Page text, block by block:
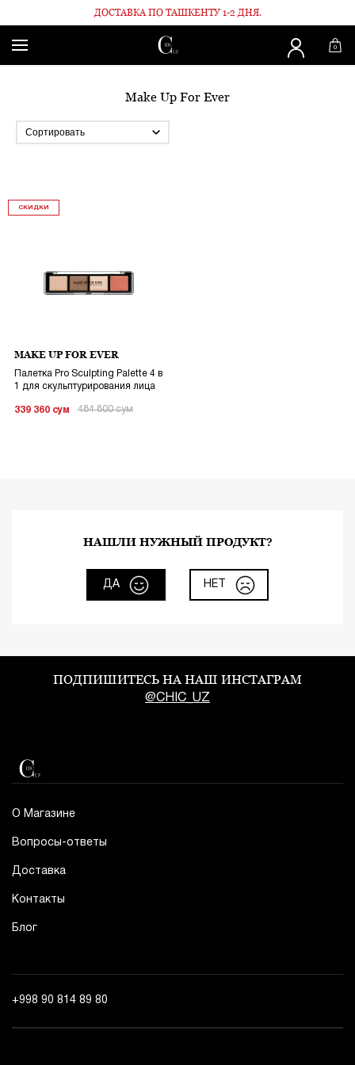
ДОСТАВКА ПО ТАШКЕНТУ 1-2 ДНЯ.
0
Бренды Make Up For Ever
Make Up For Ever
СКИДКИ
MAKE UP FOR EVER
Палетка Pro Sculpting Palette 4 в
1 для скульптурирования лица
339 360 сум 484 800сум
НАШЛИ НУЖНЫЙ ПРОДУКТ?
ДА НЕТ
ПОДПИШИТЕСЬ НА НАШ ИНСТАГРАМ
@CHIC_UZ
О Магазине
Вопросы-ответы
Доставка
Контакты
Блог
+998 90 814 89 80